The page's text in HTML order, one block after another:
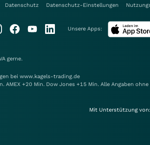
Datenschutz Datenschutz-Einstellungen
Unsere Apps:
gerne.
bei www.kagels-trading.de
AMEX +20 Min. Dow Jones +15 Min. Alle Angaben ohne
Mit Unterstützung von: